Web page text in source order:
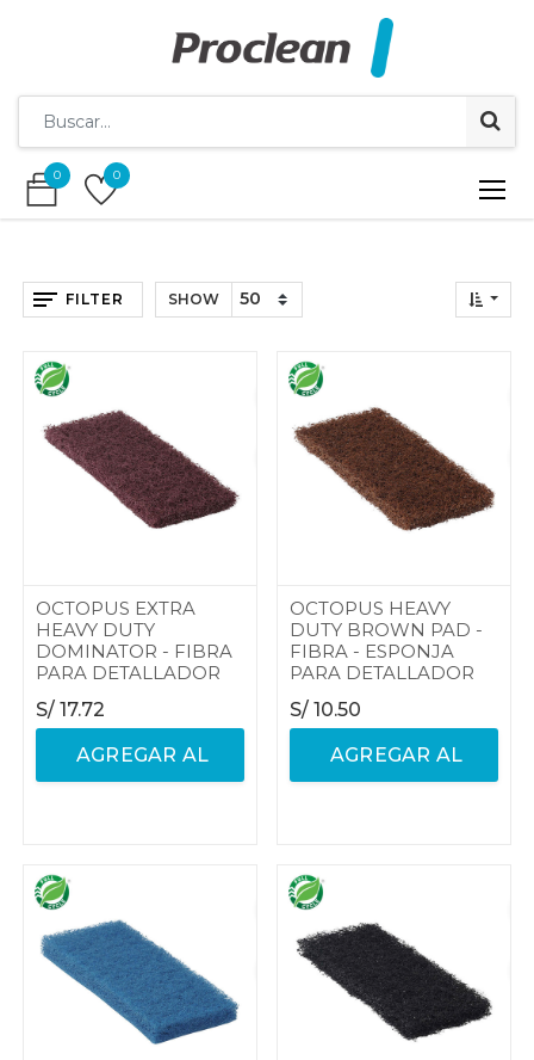
0 0
0 0
FILTER SHOW
OCTOPUS EXTRA
HEAVY DUTY
DOMINATOR - FIBRA
PARA DETALLADOR
S/ 17.72
AGREGAR AL
OCTOPUS HEAVY
DUTY BROWN PAD -
FIBRA - ESPONJA
PARA DETALLADOR
S/ 10.50
AGREGAR AL